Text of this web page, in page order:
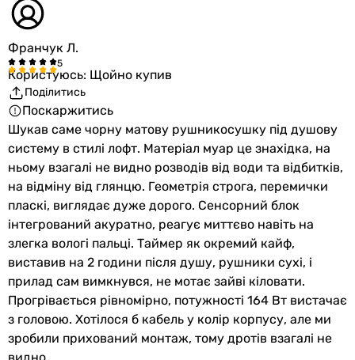
Авангард
Carino Ricardo
Carino Mia
Carino Mia
Carino Ricardo
Фізичні характеристики
Висота
800 мм
800 мм
800 мм
790 мм
790 мм
790 мм
790 мм
Ширина
480 мм
480 мм
480 мм
Франчук Л.
Користуюсь: Щойно купив
Поділитись
Поскаржитись
Шукав саме чорну матову рушникосушку під душову
систему в стилі лофт. Матеріал муар це знахідка, на
ньому взагалі не видно розводів від води та відбитків,
на відміну від глянцю. Геометрія строга, перемички
пласкі, виглядає дуже дорого. Сенсорний блок
інтегрований акуратно, реагує миттєво навіть на
злегка вологі пальці. Таймер як окремий кайф,
виставив на 2 години після душу, рушники сухі, і
прилад сам вимкнувся, не мотає зайві кіловати.
Прогрівається рівномірно, потужності 164 Вт вистачає
з головою. Хотілося б кабель у колір корпусу, але ми
зробили прихований монтаж, тому дротів взагалі не